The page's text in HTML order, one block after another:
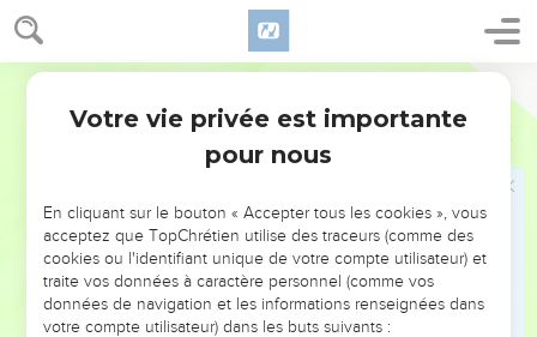
Esaïe 53
soucié de son sort, lorsqu’on l’a retranché du pays des
vivants ? Il a été frappé à mort à cause des péchés que mon
peuple a commis.
On a mis son tombeau parmi les criminels et son sépulcre
violence et que jamais ses lèvres n’avaient prononcé de
Mais il a plu à Dieu de le briser par la souffrance. Bien que
toi, Dieu, tu aies livré sa vie en sacrifice de réparation, il verra
une descendance. Il vivra de longs jours et il accomplira
avec succès ce que désire l’Eternel.
Votre vie privée est importante
pour nous
En cliquant sur le bouton « Accepter tous les cookies », vous
acceptez que TopChrétien utilise des traceurs (comme des
cookies ou l'identifiant unique de votre compte utilisateur) et
traite vos données à caractère personnel (comme vos
données de navigation et les informations renseignées dans
votre compte utilisateur) dans les buts suivants :